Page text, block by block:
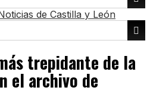
trepidante de la
el archivo de